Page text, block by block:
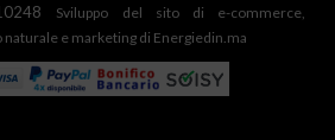
Sviluppo del sito di e-commerce,
e marketing di Energiedin.ma